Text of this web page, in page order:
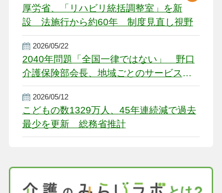
厚労省、「リハビリ統括調整室」を新
設 法施行から約60年 制度見直し視野
2026/05/22
2040年問題「全国一律ではない」 野口
介護保険部会長、地域ごとのサービス基
盤整備を促す
2026/05/12
こどもの数1329万人、45年連続減で過去
最少を更新 総務省推計